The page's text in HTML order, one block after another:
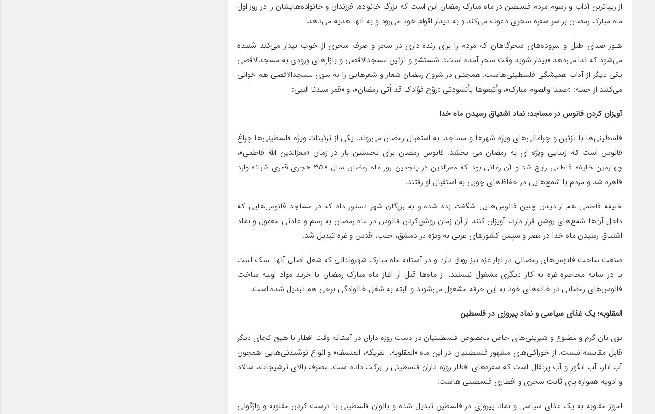
از زیباترین آداب و رسوم مردم فلسطین در ماه مبارک رمضان این است که بزرگ خانواده، فرزندان و خانواده‌هایشان را در روز اول
ماه مبارک رمضان بر سر سفره سحری دعوت می‌کند و به دیدار اقوام خود می‌رود و به آنها هدیه می‌دهد.
هنوز صدای طبل و سروده‌های سحرگاهان که مردم را برای زنده داری در سحر و صرف سحری از خواب بیدار می‌کند شنیده
می‌شود که ندا می‌دهد «بیدار شوید وقت سحر آمده است». شستشو و تزئین مسجدالاقصی و بازارهای ورودی به مسجدالاقصی
یکی دیگر از آداب همیشگی فلسطینی‌هاست. همچنین در شروع رمضان شعار و شعرهایی را به سوی مسجدالاقصی هم خوانی
می‌کنند از جمله: «صمنا والصوم مبارک»، وأتبعوها بأنشودتی «روّح فؤادک قد أتی رمضان»، و «قمر سیدنا النبی»
آویزان کردن فانوس در مساجد؛ نماد اشتیاق رسیدن ماه خدا
فلسطینی‌ها با تزئین و چراغانی‌های ویژه شهرها و مساجد، به استقبال رمضان می‌روند. یکی از تزئینات ویژه فلسطینی‌ها چراغ
فانوس است که زیبایی ویژه ای به رمضان می بخشد. فانوس رمضان برای نخستین بار در زمان «معزالدین الله فاطمی»،
چهارمین خلیفه فاطمی رایج شد و آن زمانی بود که معزالدین در پنجمین روز ماه رمضان سال ۳۵۸ هجری قمری شبانه وارد
قاهره شد و مردم با شمع‌هایی در حفاظ‌های چوبی به استقبال او رفتند.
خلیفه فاطمی هم از دیدن چنین فانوس‌هایی شگفت زده شده و به بزرگان شهر دستور داد که در مساجد فانوس‌هایی که
داخل آن‌ها شمع‌های روشن قرار دارد، آویزان کنند از آن زمان روشن‌کردن فانوس در ماه رمضان به رسم و عادتی معمول و نماد
اشتیاق رسیدن ماه خدا در مصر و سپس کشورهای عربی به ویژه در دمشق، حلب، قدس و غزه تبدیل شد.
صنعت ساخت فانوس‌های رمضانی در نوار غزه نیز رونق دارد و در آستانه ماه مبارک شهروندانی که شغل اصلی آنها سبک است
یا در سایه محاصره غزه به کار دیگری مشغول نیستند، از ماه‌ها قبل از آغاز ماه مبارک رمضان با خرید مواد اولیه ساخت
فانوس‌های رمضانی در خانه‌های خود به این حرفه مشغول می‌شوند و البته به شغل خانوادگی برخی هم تبدیل شده است.
المقلوبه؛ یک غذای سیاسی و نماد پیروزی در فلسطین
بوی نان گرم و مطبوع و شیرینی‌های خاص مخصوص فلسطینیان در دست روزه داران در آستانه وقت افطار با هیچ کجای دیگر
قابل مقایسه نیست. از خوراکی‌های مشهور فلسطینیان در این ماه «المقلوبه، الفریکه، المنسف» و انواع نوشیدنی‌هایی همچون
آب انار، آب انگور و آب پرتقال است که سفره‌های افطار روزه داران فلسطینی را برکت داده است. مصرف بالای ترشیجات، سالاد
و ادویه همواره پای ثابت سحری و افطاری فلسطینی هاست.
امروز مقلوبه به یک غذای سیاسی و نماد پیروزی در فلسطین تبدیل شده و بانوان فلسطینی با درست کردن مقلوبه و واژگونی